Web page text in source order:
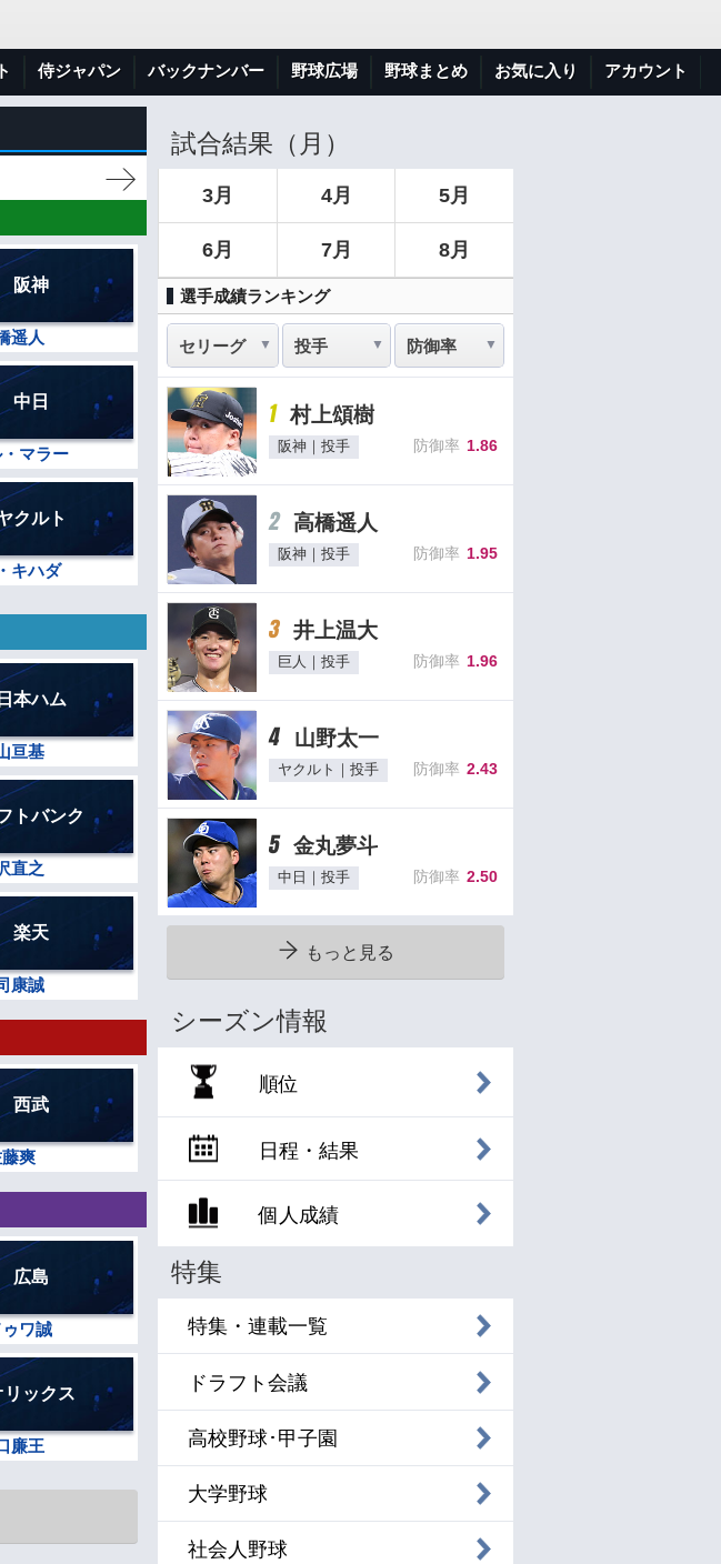
侍ジャパン バックナンバー 野球広場 野球まとめ お気に入り アカウント
阪神
遥人
中日
マラー
クルト
キハダ
日本ハム
亘基
トバンク
直之
楽天
康誠
西武
爽
広島
ワ誠
リックス
廉王
試合結果（月）
3月 4月 5月
6月 7月 8月
選手成績ランキング
1 村上頌樹
阪神｜投手 防御率 1.86
2 高橋遥人
阪神｜投手 防御率 1.95
3 井上温大
巨人｜投手 防御率 1.96
4 山野太一
ヤクルト｜投手 防御率 2.43
5 金丸夢斗
中日｜投手 防御率 2.50
もっと見る
シーズン情報
順位
日程・結果
個人成績
特集
特集・連載一覧
ドラフト会議
高校野球･甲子園
大学野球
社会人野球